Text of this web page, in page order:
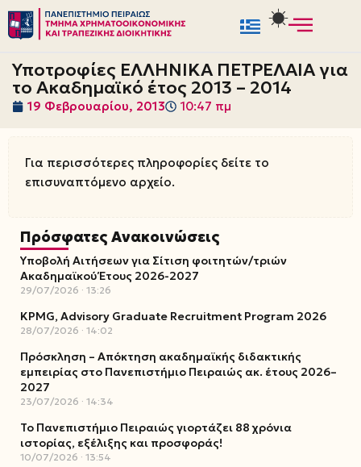
Μεταπηδήστε
στο
περιεχόμενο
Υποτροφίες ΕΛΛΗΝΙΚΑ ΠΕΤΡΕΛΑΙΑ για
το Ακαδημαϊκό έτος 2013 – 2014
19 Φεβρουαρίου, 2013 10:47 πμ
Για περισσότερες πληροφορίες δείτε το
επισυναπτόμενο αρχείο.
Πρόσφατες Ανακοινώσεις
Υποβολή Αιτήσεων για Σίτιση φοιτητών/τριών
Ακαδημαϊκού Έτους 2026-2027
29/07/2026 13:26
KPMG, Advisory Graduate Recruitment Program 2026
28/07/2026 14:02
Πρόσκληση – Απόκτηση ακαδημαϊκής διδακτικής
εμπειρίας στο Πανεπιστήμιο Πειραιώς ακ. έτους 2026–
2027
23/07/2026 14:34
Το Πανεπιστήμιο Πειραιώς γιορτάζει 88 χρόνια
ιστορίας, εξέλιξης και προσφοράς!
10/07/2026 13:54